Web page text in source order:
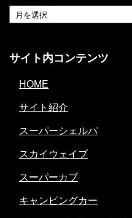
サイト内コンテンツ
HOME
サイト紹介
スーパーシェルパ
スカイウェイブ
スーパーカブ
キャンピングカー